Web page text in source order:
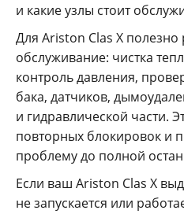
и какие узлы стоит
Для Ariston Clas X полезно
обслуживание: чистка
контроль давления,
бака, датчиков,
и гидравлической части.
повторных блокировок и
проблему до полной
Если ваш Ariston Clas X
не запускается или